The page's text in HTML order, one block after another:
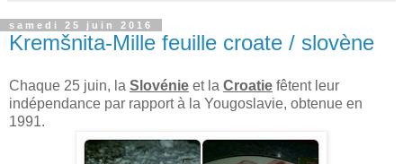
samedi 25 juin 2016
Kremšnita-Mille feuille croate / slovène
Chaque 25 juin, la Slovénie et la Croatie fêtent leur
indépendance par rapport à la Yougoslavie, obtenue en
1991.